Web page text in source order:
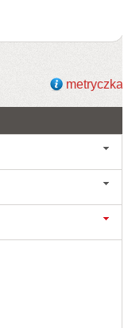
metryczka